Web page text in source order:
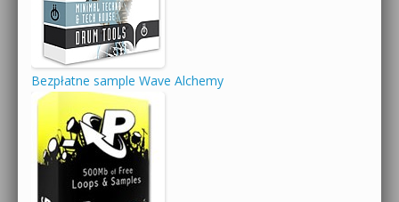
Bezpłatne sample Wave Alchemy